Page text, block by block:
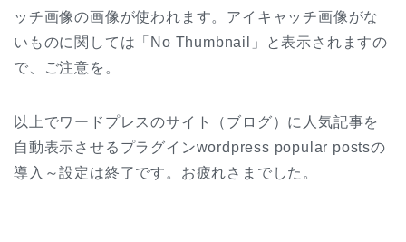
ッチ画像の画像が使われます。アイキャッチ画像がな
いものに関しては「No Thumbnail」と表示されますの
で、ご注意を。
以上でワードプレスのサイト（ブログ）に人気記事を
自動表示させるプラグインwordpress popular postsの
導入～設定は終了です。お疲れさまでした。